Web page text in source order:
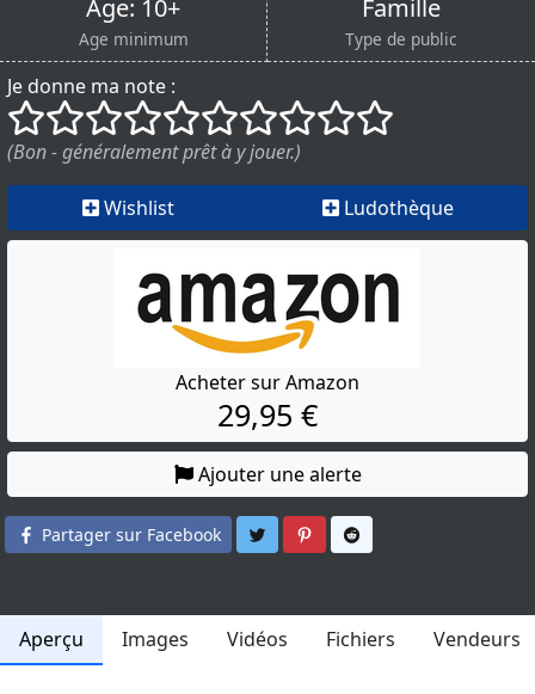
Age: 10+
Age minimum
Famille
Type de public
Je donne ma note :
()
() () () () () () () ()
()
(Bon - généralement prêt à y jouer.)
Wishlist Ludothèque
Acheter sur Amazon
29,95 €
Ajouter une alerte
Partager sur Facebook Partager sur Twitter
Partager sur Pinterest
Aperçu Images Vidéos Fichiers Vendeurs